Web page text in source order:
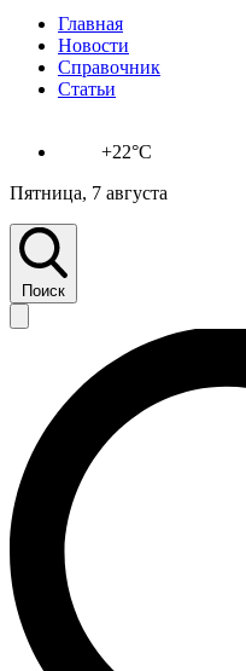
Главная
Новости
Справочник
Статьи
+22°C
Пятница, 7 августа
Поиск